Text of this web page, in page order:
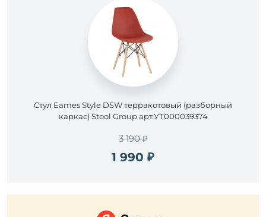
Стул Eames Style DSW терракотовый (разборный
каркас) Stool Group арт.УТ000039374
3 190 ₽
1 990 ₽